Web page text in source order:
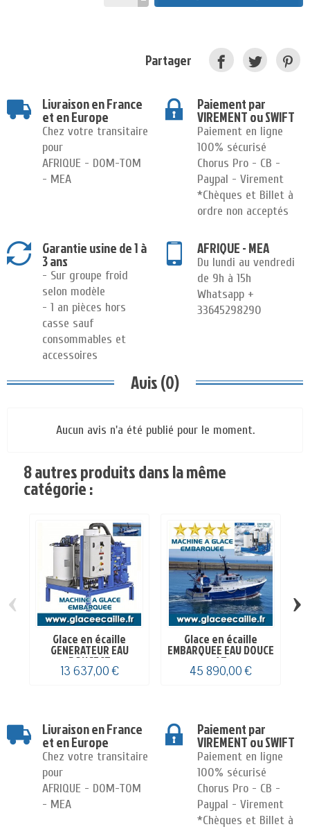
Partager
Livraison en France
et en Europe
Chez votre transitaire
pour
AFRIQUE - DOM-TOM
- MEA
Paiement par
VIREMENT ou SWIFT
Paiement en ligne
100% sécurisé
Chorus Pro - CB -
Paypal - Virement
*Chèques et Billet à
ordre non acceptés
Garantie usine de 1 à
3 ans
- Sur groupe froid
selon modèle
- 1 an pièces hors
casse sauf
consommables et
accessoires
AFRIQUE - MEA
Du lundi au vendredi
de 9h à 15h
Whatsapp +
33645298290
Avis (0)
Aucun avis n'a été publié pour le moment.
8 autres produits dans la même
catégorie :
Glace en écaille
GENERATEUR EAU
DOUCE 1T
13 637,00 €
Glace en écaille
EMBARQUEE EAU DOUCE
6T
45 890,00 €
‹ ›
Livraison en France
et en Europe
Chez votre transitaire
pour
AFRIQUE - DOM-TOM
- MEA
Paiement par
VIREMENT ou SWIFT
Paiement en ligne
100% sécurisé
Chorus Pro - CB -
Paypal - Virement
*Chèques et Billet à